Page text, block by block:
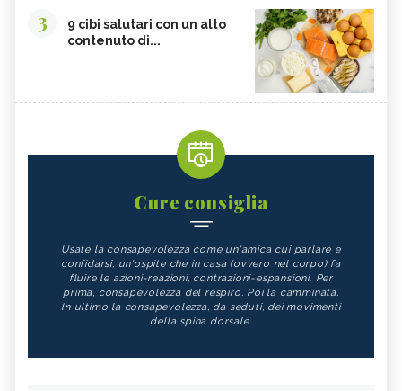
3
9 cibi salutari con un alto
contenuto di...
Cure consiglia
Usate la consapevolezza come un'amica cui parlare e
confidarsi, un'ospite che in casa (ovvero nel corpo) fa
fluire le azioni-reazioni, contrazioni-espansioni. Per
prima, consapevolezza del respiro. Poi la camminata.
In ultimo la consapevolezza, da seduti, dei movimenti
della spina dorsale.